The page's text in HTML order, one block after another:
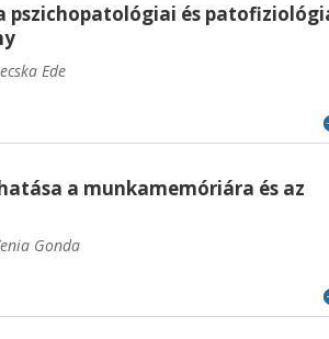
pszichopatológiai és
Ede
a munkamemóriára és az
Gonda